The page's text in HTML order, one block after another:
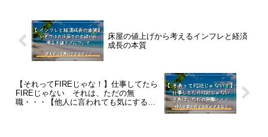
床屋の値上げから考えるインフレと経済
成長の本質
【それってFIREじゃな！】仕事してたら
FIREじゃない それは、ただの無
職・・・【他人に言われても気にする